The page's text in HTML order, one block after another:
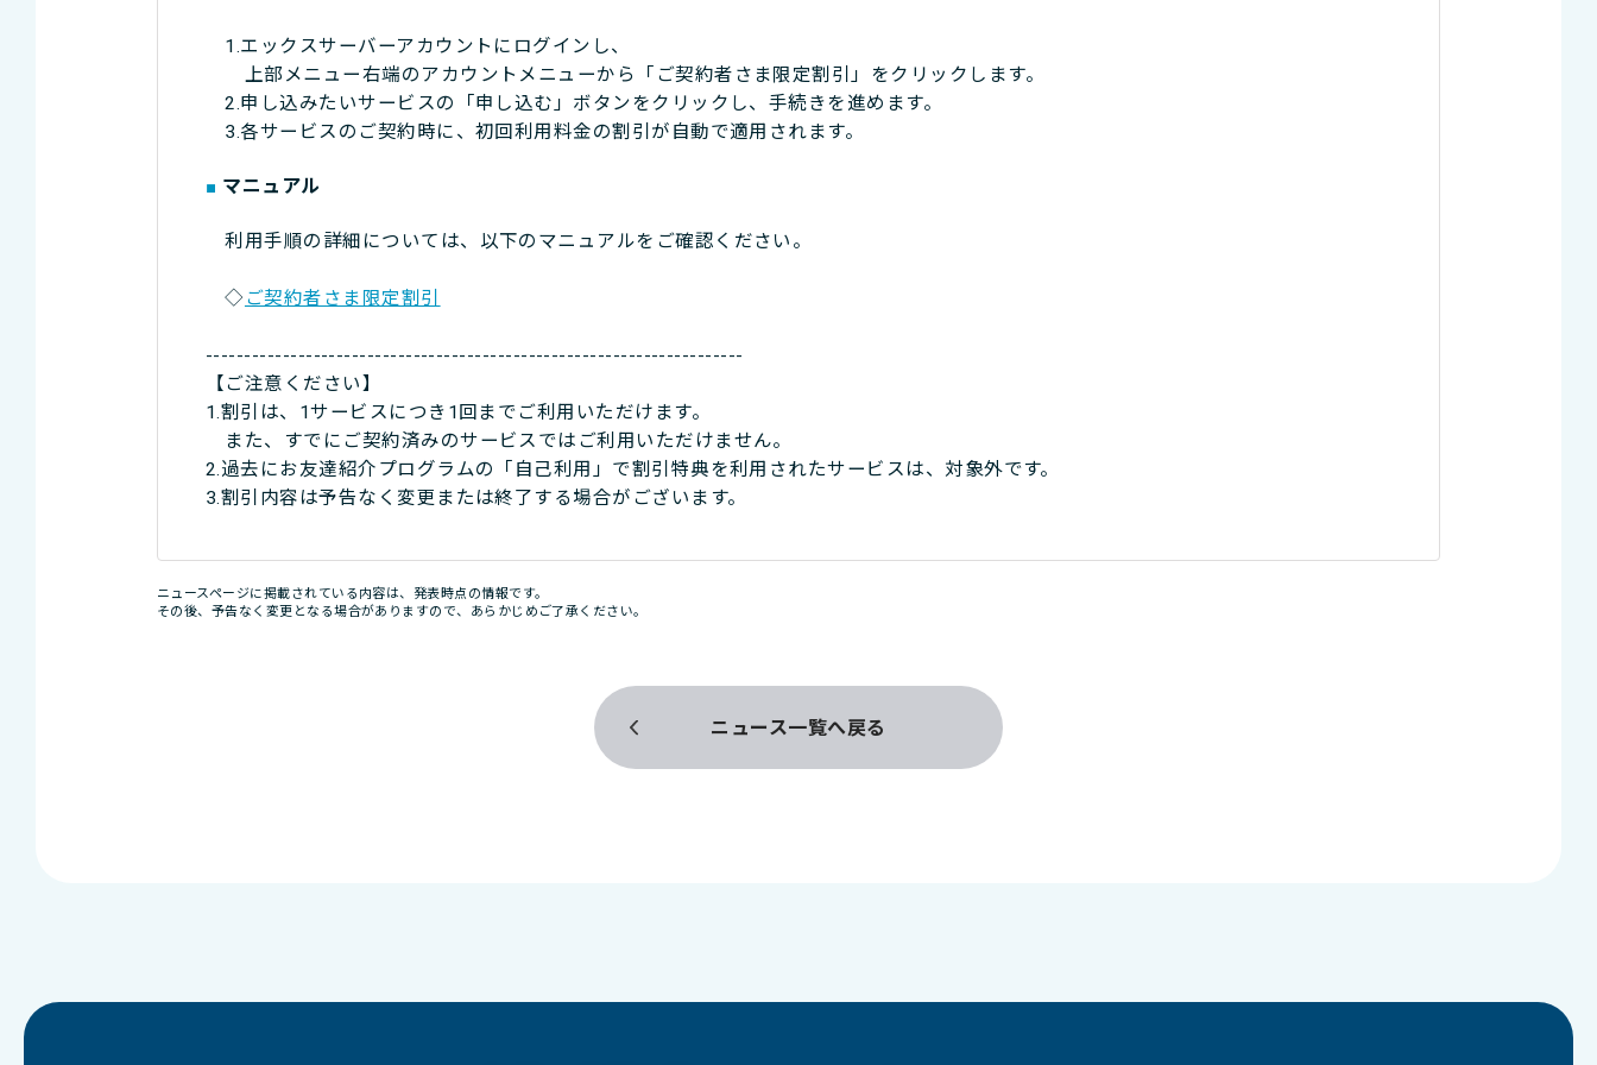
1.エックスサーバーアカウントにログインし、
上部メニュー右端のアカウントメニューから「ご契約者さま限定割引」をクリックします。
2.申し込みたいサービスの「申し込む」ボタンをクリックし、手続きを進めます。
3.各サービスのご契約時に、初回利用料金の割引が自動で適用されます。
マニュアル
利用手順の詳細については、以下のマニュアルをご確認ください。
◇ ご契約者さま限定割引
----------------------------------------------------------------------
【ご注意ください】
1.割引は、1サービスにつき1回までご利用いただけます。
また、すでにご契約済みのサービスではご利用いただけません。
2.過去にお友達紹介プログラムの「自己利用」で割引特典を利用されたサービスは、対象外です。
3.割引内容は予告なく変更または終了する場合がございます。
ニュースページに掲載されている内容は、発表時点の情報です。
その後、予告なく変更となる場合がありますので、あらかじめご了承ください。
ニュース一覧へ戻る